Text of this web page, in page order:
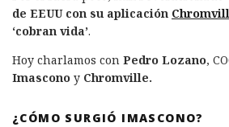
de EEUU con su aplicación
‘cobran vida’.
Hoy charlamos con Pedro Lozano,
Imascono y Chromville.
¿CÓMO SURGIÓ IMASCONO?